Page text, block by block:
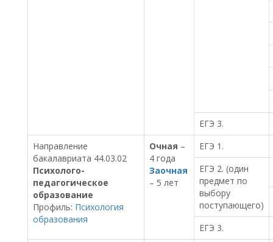
ЕГЭ 3.
Направление
бакалавриата 44.03.02
Психолого-
педагогическое
образование
Профиль: Психология
образования
Очная –
4 года
Заочная
– 5 лет
ЕГЭ 1.
ЕГЭ 2. (один
предмет по
выбору
поступающего)
ЕГЭ 3.